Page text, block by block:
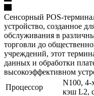
Сенсорный POS-
устройство, созданное
обслуживания в
торговли до
учреждений, этот
данных и обработки
высокоэффективном
Процессор
N100,
кэш L2,